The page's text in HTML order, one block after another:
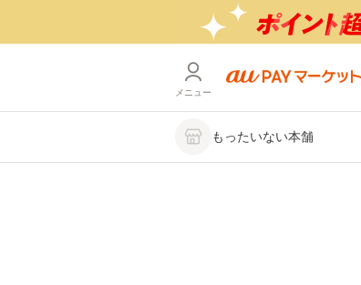
メニュー
もったいない本舗